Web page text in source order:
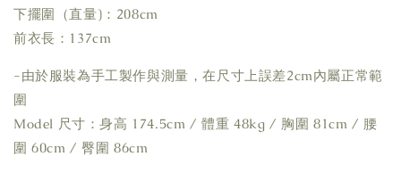
下擺圍（直量)：208cm
前衣長：137cm
-由於服裝為手工製作與測量，在尺寸上誤差2cm內屬正常範
圍
Model 尺寸：身高 174.5cm / 體重 48kg / 胸圍 81cm / 腰
圍 60cm / 臀圍 86cm